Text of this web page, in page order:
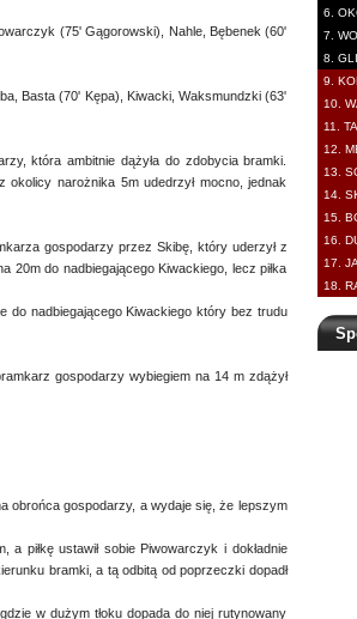
6.
7.
8.
9.
10.
11.
12.
13.
14.
15.
16.
17.
18.
(75' Gągorowski), Nahle, Bębenek (60'
Basta (70' Kępa), Kiwacki, Waksmundzki (63'
która ambitnie dążyła do zdobycia bramki.
narożnika 5m udedrzył mocno, jednak
gospodarzy przez Skibę, który uderzył z
20m do nadbiegającego Kiwackiego, lecz piłka
do nadbiegającego Kiwackiego który bez trudu
gospodarzy wybiegiem na 14 m zdążył
obrońca gospodarzy, a wydaje się, że lepszym
piłkę ustawił sobie Piwowarczyk i dokładnie
bramki, a tą odbitą od poprzeczki dopadł
w dużym tłoku dopada do niej rutynowany